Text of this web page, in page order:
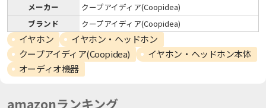
メーカー
クープアイディア(Coopidea)
ブランド
クープアイディア(Coopidea)
イヤホン
イヤホン・ヘッドホン
クープアイディア(Coopidea)
イヤホン・ヘッドホン本体
オーディオ機器
amazonランキング